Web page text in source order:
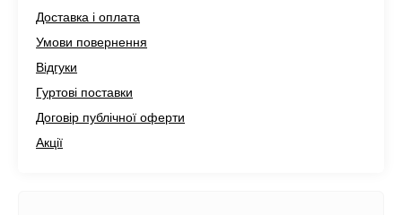
Доставка і оплата
Умови повернення
Відгуки
Гуртові поставки
Договір публічної оферти
Акції